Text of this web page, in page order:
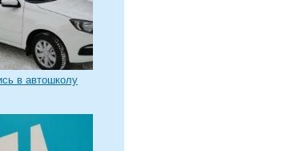
в автошколу